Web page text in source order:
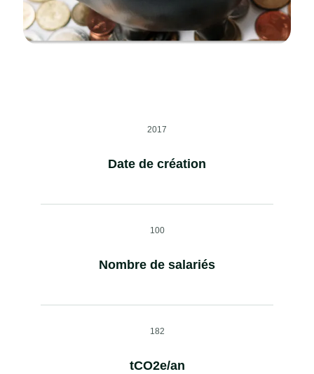
2017
Date de création
100
Nombre de salariés
182
tCO2e/an